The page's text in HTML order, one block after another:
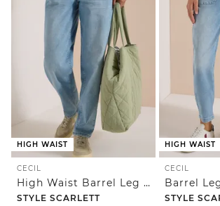
HIGH WAIST
CECIL
High Waist Barrel Leg Jeans im Loose Fit
STYLE SCARLETT
HIGH WAIST
CECIL
STYLE